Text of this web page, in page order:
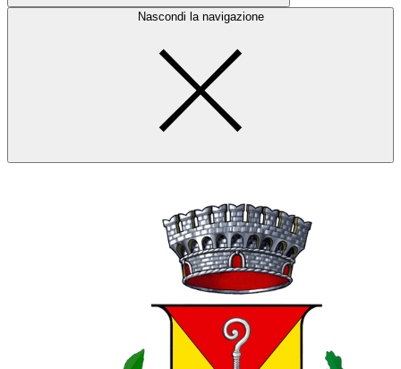
Nascondi la navigazione